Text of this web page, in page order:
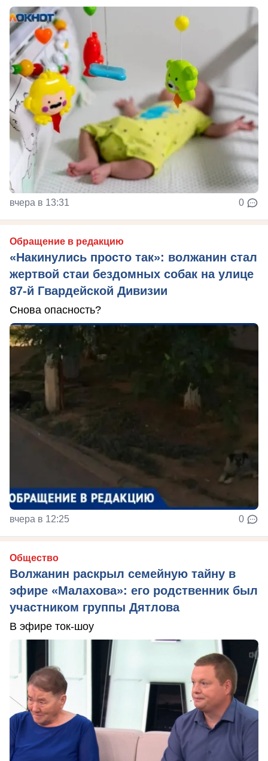
вчера в 13:31 0
Обращение в редакцию
«Накинулись просто так»: волжанин стал
жертвой стаи бездомных собак на улице
87-й Гвардейской Дивизии
Снова опасность?
вчера в 12:25 0
Общество
Волжанин раскрыл семейную тайну в
эфире «Малахова»: его родственник был
участником группы Дятлова
В эфире ток-шоу